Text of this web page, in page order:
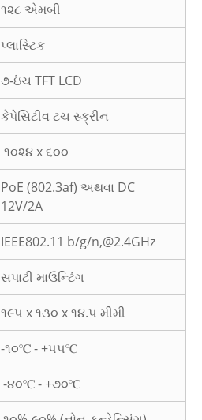
૧૨૮ એમબી
પ્લાસ્ટિક
૭-ઇંચ TFT LCD
કેપેસિટીવ ટચ સ્ક્રીન
૧૦૨૪ x ૬૦૦
PoE (802.3af) અથવા DC
12V/2A
IEEE802.11 b/g/n,@2.4GHz
સપાટી માઉન્ટિંગ
૧૯૫ x ૧૩૦ x ૧૪.૫ મીમી
-૧૦℃ - +૫૫℃
-૪૦℃ - +૭૦℃